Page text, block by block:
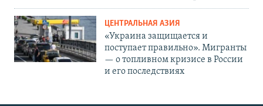
ЦЕНТРАЛЬНАЯ АЗИЯ
«Украина защищается и
поступает правильно». Мигранты
— о топливном кризисе в России
и его последствиях